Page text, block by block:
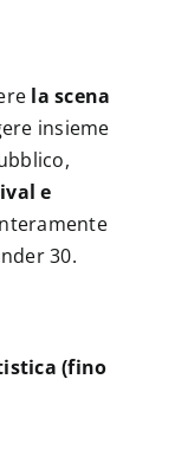
la scena
insieme
e
30.
(fino